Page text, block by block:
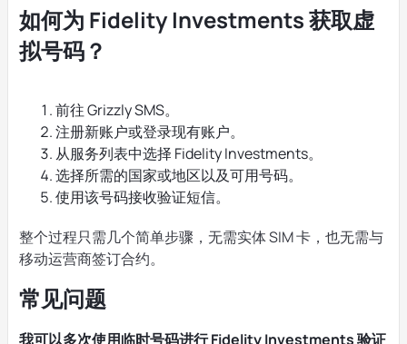
如何为 Fidelity Investments 获取虚
拟号码？
前往 Grizzly SMS。
注册新账户或登录现有账户。
从服务列表中选择 Fidelity Investments。
选择所需的国家或地区以及可用号码。
使用该号码接收验证短信。
整个过程只需几个简单步骤，无需实体 SIM 卡，也无需与
移动运营商签订合约。
常见问题
我可以多次使用临时号码进行 Fidelity Investments 验证